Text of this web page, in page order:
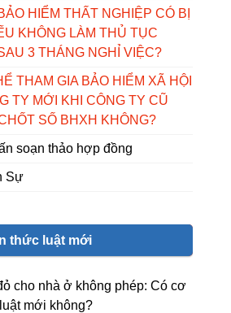
HIỂM THẤT NGHIỆP CÓ BỊ
KHÔNG LÀM THỦ TỤC
3 THÁNG NGHỈ VIỆC?
THAM GIA BẢO HIỂM XÃ HỘI
TY MỚI KHI CÔNG TY CŨ
SỐ BHXH KHÔNG?
soạn thảo hợp đồng
Sự
thức luật mới
cho nhà ở không phép: Có cơ
mới không?